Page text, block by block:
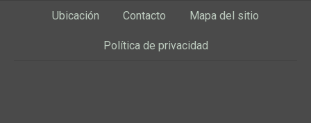
Ubicación Contacto Mapa del sitio
Política de privacidad